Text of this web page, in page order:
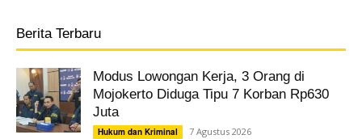
Berita Terbaru
Modus Lowongan Kerja, 3 Orang di
Mojokerto Diduga Tipu 7 Korban Rp630
Juta
Hukum dan Kriminal 7 Agustus 2026